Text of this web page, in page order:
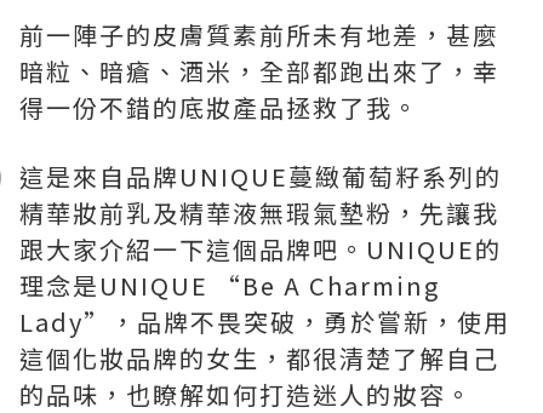
前一陣子的皮膚質素前所未有地差，甚麼
暗粒、暗瘡、酒米，全部都跑出來了，幸
得一份不錯的底妝產品拯救了我。
這是來自品牌UNIQUE蔓緻葡萄籽系列的
精華妝前乳及精華液無瑕氣墊粉，先讓我
跟大家介紹一下這個品牌吧。UNIQUE的
理念是UNIQUE “Be A Charming
Lady”，品牌不畏突破，勇於嘗新，使用
這個化妝品牌的女生，都很清楚了解自己
的品味，也瞭解如何打造迷人的妝容。